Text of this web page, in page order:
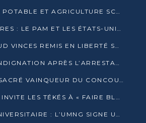
LE CRS ALLIE EAU POTABLE ET AGRICULTURE SCOLAIRE AU CŒUR DE LA TRANSFORMATION DES ÉCOLES RURALES
CANTINES SCOLAIRES : LE PAM ET LES ÉTATS-UNIS AU CONTACT DES ÉCOLIERS DE KINKALA
LE RAPPEUR FREUD VINCES REMIS EN LIBERTÉ SOUS PRESSION MÉDIATIQUE
POINTE-NOIRE : INDIGNATION APRÈS L’ARRESTATION DU RAPPEUR FREUD VINCES
OWEN OKANDZE SACRÉ VAINQUEUR DU CONCOURS SLAM POUR LA VIE
NINON GOUAMBA INVITE LES TÉKÉS À « FAIRE BLOC » POUR PESER DANS LE DÉBAT NATIONAL
COOPÉRATION UNIVERSITAIRE : L’UMNG SIGNE UN ACCORD STRATÉGIQUE AVEC L’UNIVERSITÉ HAINAN EN CHINE